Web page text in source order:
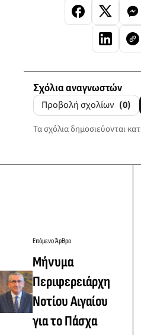
Σχόλια αναγνωστών
Προβολή σχολίων (0)
Τα σχόλια δημοσιεύονται
Επόμενο Άρθρο
Μήνυμα
Περιφερειάρχη
Νοτίου Αιγαίου
για το Πάσχα